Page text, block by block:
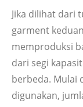
Jika dilihat dari
garment
memproduksi
dari segi
berbeda. Mulai
digunakan,